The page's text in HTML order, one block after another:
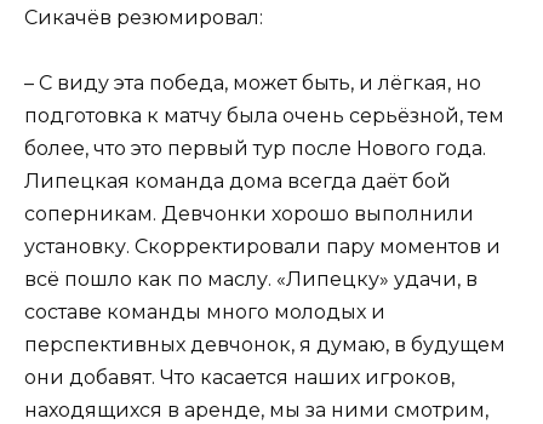
Сикачёв резюмировал:
– С виду эта победа, может быть, и лёгкая, но
подготовка к матчу была очень серьёзной, тем
более, что это первый тур после Нового года.
Липецкая команда дома всегда даёт бой
соперникам. Девчонки хорошо выполнили
установку. Скорректировали пару моментов и
всё пошло как по маслу. «Липецку» удачи, в
составе команды много молодых и
перспективных девчонок, я думаю, в будущем
они добавят. Что касается наших игроков,
находящихся в аренде, мы за ними смотрим,